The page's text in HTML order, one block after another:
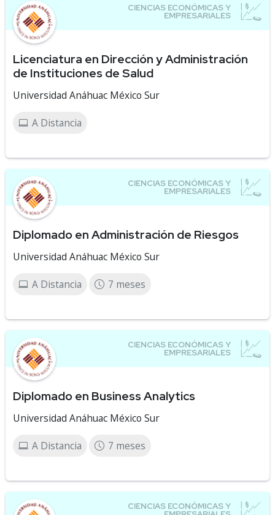
Licenciatura en Dirección y Administración
de Instituciones de Salud
Universidad Anáhuac México Sur
A Distancia
Diplomado en Administración de Riesgos
Universidad Anáhuac México Sur
A Distancia 7 meses
Diplomado en Business Analytics
Universidad Anáhuac México Sur
A Distancia 7 meses